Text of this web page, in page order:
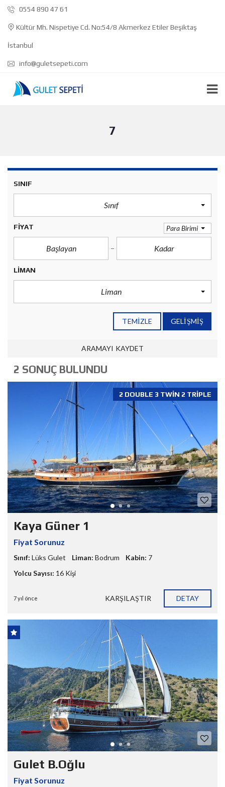
0554 890 47 61
Kültür Mh. Nispetiye Cd. No:54/8 Akmerkez Etiler Beşiktaş
İstanbul
info@guletsepeti.com
7
SINIF
Sınıf
FIYAT Para Birimi
LIMAN
Liman
TEMIZLE GELIŞMIŞ
ARAMAYI KAYDET
2 SONUÇ BULUNDU
2 DOUBLE 3 TWIN 2 TRIPLE
Kaya Güner 1
Fiyat Sorunuz
Sınıf: Lüks Gulet Liman: Bodrum Kabin: 7
Yolcu Sayısı: 16 Kişi
7 yıl önce KARŞILAŞTIR DETAY
Gulet B.Oğlu
Fiyat Sorunuz